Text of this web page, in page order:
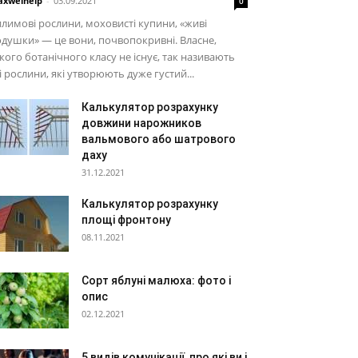
рослини, моховисті купини, «живі
— це вони, почвопокривні. Власне,
ботанічного класу не існує, так називають
рослини, які утворюють дуже густий...
Калькулятор розрахунку
довжини нарожников
вальмового або шатрового
даху
31.12.2021
Калькулятор розрахунку
площі фронтону
08.11.2021
Сорт яблуні малюха: фото і
опис
02.12.2021